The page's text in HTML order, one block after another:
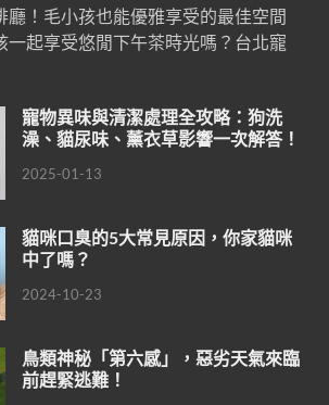
廳！毛小孩也能優雅享受的最佳空間
一起享受悠閒下午茶時光嗎？台北寵
寵物異味與清潔處理全攻略：狗洗
澡、貓尿味、薰衣草影響一次解答！
2025-01-13
貓咪口臭的5大常見原因，你家貓咪
中了嗎？
2024-10-23
鳥類神秘「第六感」，惡劣天氣來臨
前趕緊逃難！